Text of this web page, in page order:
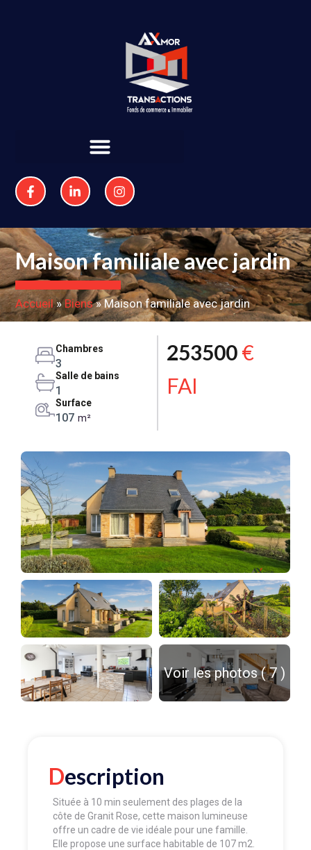
Maison familiale avec jardin
Accueil»Biens»Maison familiale avec jardin
Chambres
3
Salle de bains
1
Surface
107 m²
253500€
FAI
Voir les photos ( 7 )
Description
Située à 10 min seulement des plages de la
côte de Granit Rose, cette maison lumineuse
offre un cadre de vie idéale pour une famille.
Elle propose une surface habitable de 107 m2.